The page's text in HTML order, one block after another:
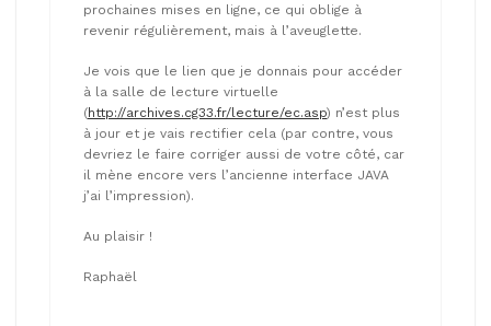
prochaines mises en ligne, ce qui oblige à
revenir régulièrement, mais à l’aveuglette.
Je vois que le lien que je donnais pour accéder
à la salle de lecture virtuelle
(http://archives.cg33.fr/lecture/ec.asp) n’est plus
à jour et je vais rectifier cela (par contre, vous
devriez le faire corriger aussi de votre côté, car
il mène encore vers l’ancienne interface JAVA
j’ai l’impression).
Au plaisir !
Raphaël